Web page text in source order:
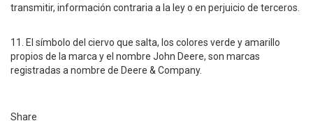
transmitir, información contraria a la ley o en perjuicio de terceros.
11. El símbolo del ciervo que salta, los colores verde y amarillo
propios de la marca y el nombre John Deere, son marcas
registradas a nombre de Deere & Company.
Share